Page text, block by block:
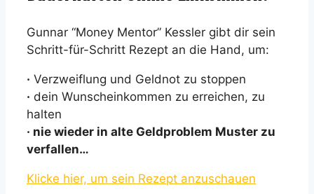
Gunnar “Money Mentor” Kessler gibt dir sein
Schritt-für-Schritt Rezept an die Hand, um:
· Verzweiflung und Geldnot zu stoppen
· dein Wunscheinkommen zu erreichen, zu
halten
· nie wieder in alte Geldproblem Muster zu
verfallen…
Klicke hier, um sein Rezept anzuschauen